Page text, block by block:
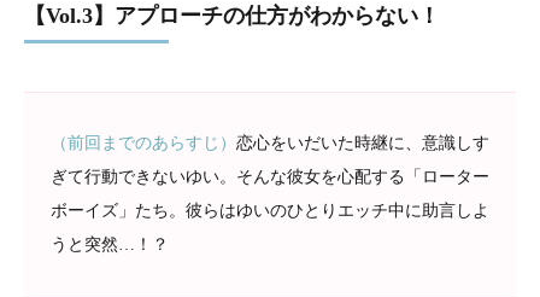
【Vol.3】アプローチの仕方がわからない！
（前回までのあらすじ） 恋心をいだいた時継に、意識しす
ぎて行動できないゆい。そんな彼女を心配する「ローター
ボーイズ」たち。彼らはゆいのひとりエッチ中に助言しよ
うと突然…！？